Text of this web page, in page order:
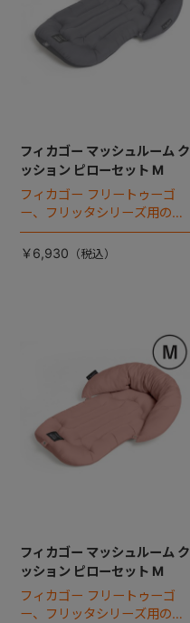
フィカゴー マッシュルーム ク
ッション ピローセット M
フィカゴー フリートゥーゴ
ー、フリッタシリーズ用のペ
ットカートマット登場！
￥6,930
フィカゴー マッシュルーム ク
ッション ピローセット M
フィカゴー フリートゥーゴ
ー、フリッタシリーズ用のペ